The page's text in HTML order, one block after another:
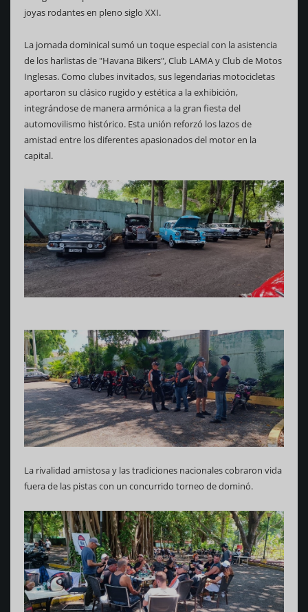
joyas rodantes en pleno siglo XXI.
La jornada dominical sumó un toque especial con la asistencia
de los harlistas de "Havana Bikers", Club LAMA y Club de Motos
Inglesas. Como clubes invitados, sus legendarias motocicletas
aportaron su clásico rugido y estética a la exhibición,
integrándose de manera armónica a la gran fiesta del
automovilismo histórico. Esta unión reforzó los lazos de
amistad entre los diferentes apasionados del motor en la
capital.
La rivalidad amistosa y las tradiciones nacionales cobraron vida
fuera de las pistas con un concurrido torneo de dominó.